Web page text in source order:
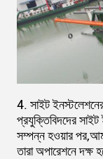
4. সাইট
প্রযুক্তিবিদদের
সম্পন্ন হওয়ার
তারা অপারেশনে দক্ষ